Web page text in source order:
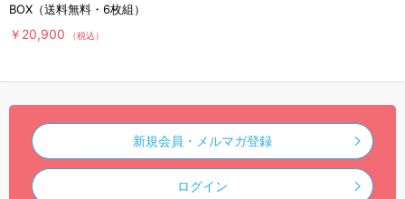
BOX（送料無料・6枚組）
￥20,900 （税込）
新規会員・メルマガ登録
ログイン